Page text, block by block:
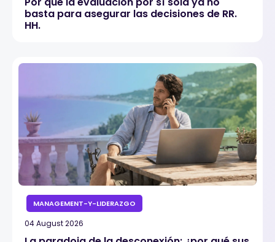
basta para asegurar las decisiones de RR.
HH.
MANAGEMENT-Y-LIDERAZGO
04 August 2026